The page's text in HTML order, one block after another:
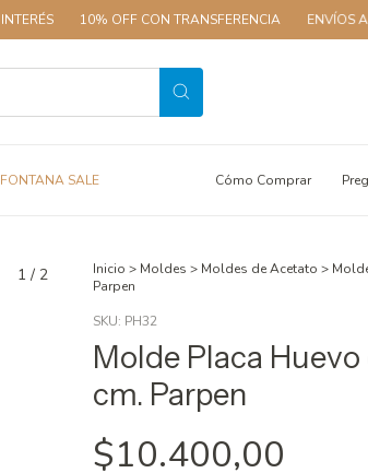
10% OFF CON TRANSFERENCIA ENVÍOS A TODO EL
FONTANA SALE Cómo Comprar
1 / 2 Inicio > Moldes > Moldes de Acetato >
Parpen
SKU: PH32
Molde Placa
cm. Parpen
$10.400,00